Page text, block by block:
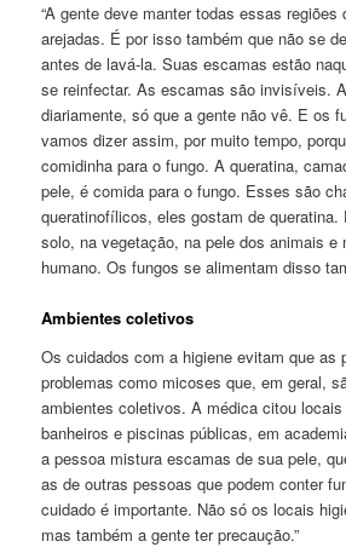
“A gente deve manter todas essas regiões
arejadas. É por isso também que não se
antes de lavá-la. Suas escamas estão
se reinfectar. As escamas são invisíveis.
diariamente, só que a gente não vê. E os
vamos dizer assim, por muito tempo,
comidinha para o fungo. A queratina,
pele, é comida para o fungo. Esses são
queratinofílicos, eles gostam de queratina.
solo, na vegetação, na pele dos animais e
humano. Os fungos se alimentam disso
Ambientes coletivos
Os cuidados com a higiene evitam que as
problemas como micoses que, em geral,
ambientes coletivos. A médica citou
banheiros e piscinas públicas, em
a pessoa mistura escamas de sua pele,
as de outras pessoas que podem conter
cuidado é importante. Não só os locais
mas também a gente ter precaução.”